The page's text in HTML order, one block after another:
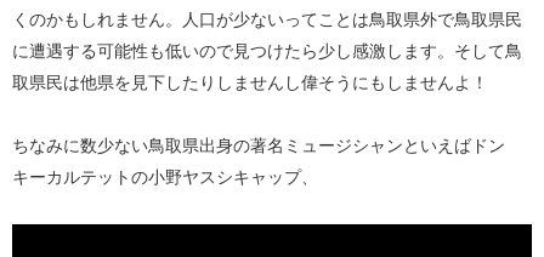
くのかもしれません。人口が少ないってことは鳥取県外で鳥取県民
に遭遇する可能性も低いので見つけたら少し感激します。そして鳥
取県民は他県を見下したりしませんし偉そうにもしませんよ！
ちなみに数少ない鳥取県出身の著名ミュージシャンといえばドン
キーカルテットの小野ヤスシキャップ、